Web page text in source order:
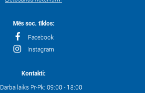
Mēs soc. tīklos:
Facebook
Instagram
Kontakti:
Darba laiks Pr-Pk: 09:00 - 18:00